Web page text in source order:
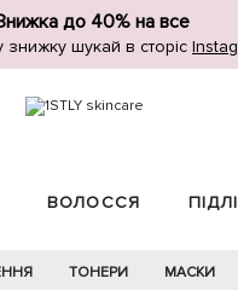
до 40% на все
знижку шукай в сторіс
ВОЛОССЯ
ТОНЕРИ МАСКИ